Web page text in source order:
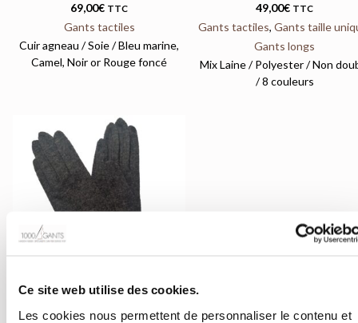
Ce site web utilise des cookies.
Les cookies nous permettent de personnaliser le contenu et
69,00€ TTC
Gants tactiles
Cuir agneau / Soie / Bleu marine,
Camel, Noir or Rouge foncé
49,00€ TTC
Gants tactiles, Gants taille
Gants longs
Mix Laine / Polyester / Non
/ 8 couleurs
QUICK VIEW
Gants tactiles taille